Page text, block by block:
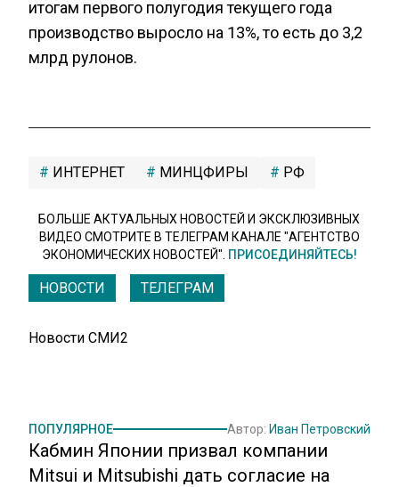
итогам первого полугодия текущего года
производство выросло на 13%, то есть до 3,2
млрд рулонов.
ИНТЕРНЕТ МИНЦФИРЫ РФ
БОЛЬШЕ АКТУАЛЬНЫХ НОВОСТЕЙ И ЭКСКЛЮЗИВНЫХ
ВИДЕО СМОТРИТЕ В ТЕЛЕГРАМ КАНАЛЕ "АГЕНТСТВО
ЭКОНОМИЧЕСКИХ НОВОСТЕЙ". ПРИСОЕДИНЯЙТЕСЬ!
НОВОСТИ ТЕЛЕГРАМ
Новости СМИ2
ПОПУЛЯРНОЕ Автор: Иван Петровский
Кабмин Японии призвал компании
Mitsui и Mitsubishi дать согласие на